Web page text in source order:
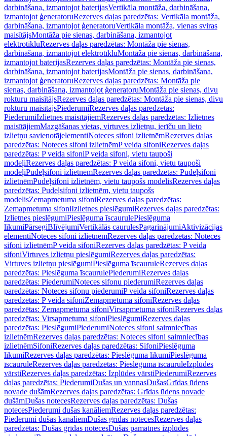
darbināšana, izmantojot baterijasVertikāla montāža, darbināšana,
izmantojot ģeneratoruRezerves daļas paredzētas: Vertikāla montāža,
darbināšana, izmantojot ģeneratoruVertikāla montāža, vienas sviras
maisītājsMontāža pie sienas, darbināšana, izmantojot
elektrotīkluRezerves daļas paredzētas: Montāža pie sienas,
darbināšana, izmantojot elektrotīkluMontāža pie sienas, darbināšana,
izmantojot baterijasRezerves daļas paredzētas: Montāža pie sienas,
darbināšana, izmantojot baterijasMontāža pie sienas, darbināšana,
izmantojot ģeneratoruRezerves daļas paredzētas: Montāža pie
sienas, darbināšana, izmantojot ģeneratoruMontāža pie sienas, divu
rokturu maisītājsRezerves daļas paredzētas: Montāža pie sienas, divu
rokturu maisītājsPiederumiRezerves daļas paredzētas:
PiederumiIzlietnes maisītājiemRezerves daļas paredzētas: Izlietnes
maisītājiemMazgāšanas vietas, virtuves izlietņu, ierīču un lieto
izlietņu savienotājelementiNoteces sifoni izlietnēmRezerves daļas
paredzētas: Noteces sifoni izlietnēmP veida sifoniRezerves daļas
paredzētas: P veida sifoniP veida sifoni, vietu taupoši
modeļiRezerves daļas paredzētas: P veida sifoni, vietu taupoši
modeļiPudeļsifoni izlietnēmRezerves daļas paredzētas: Pudeļsifoni
izlietnēmPudeļsifoni izlietnēm, vietu taupošs modelisRezerves daļas
paredzētas: Pudeļsifoni izlietnēm, vietu taupošs
modelisZemapmetuma sifoniRezerves daļas paredzētas:
Zemapmetuma sifoniIzlietnes pieslēgumiRezerves daļas paredzētas:
Izlietnes pieslēgumiPieslēguma īscaurulePieslēguma
līkumiPārsegiBlīvējumiVertikālās caurulesPagarinājumiAktivizācijas
elementiNoteces sifoni izlietnēmRezerves daļas paredzētas: Noteces
sifoni izlietnēmP veida sifoniRezerves daļas paredzētas: P veida
sifoniVirtuves izlietņu pieslēgumiRezerves daļas paredzētas:
Virtuves izlietņu pieslēgumiPieslēguma īscauruleRezerves daļas
paredzētas: Pieslēguma īscaurulePiederumiRezerves daļas
paredzētas: PiederumiNoteces sifonu piederumiRezerves daļas
paredzētas: Noteces sifonu piederumiP veida sifoniRezerves daļas
paredzētas: P veida sifoniZemapmetuma sifoniRezerves daļas
paredzētas: Zemapmetuma sifoniVirsapmetuma sifoniRezerves daļas
paredzētas: Virsapmetuma sifoniPieslēgumiRezerves daļas
paredzētas: PieslēgumiPiederumiNoteces sifoni saimniecības
izlietnēmRezerves daļas paredzētas: Noteces sifoni saimniecības
izlietnēmSifoniRezerves daļas paredzētas: SifoniPieslēguma
līkumiRezerves daļas paredzētas: Pieslēguma līkumiPieslēguma
īscauruleRezerves daļas paredzētas: Pieslēguma īscauruleIzplūdes
vārstiRezerves daļas paredzētas: Izplūdes vārstiPiederumiRezerves
daļas paredzētas: PiederumiDušas un vannasDušasGrīdas ūdens
novade dušāmRezerves daļas paredzētas: Grīdas ūdens novade
dušāmDušas notecesRezerves daļas paredzētas: Dušas
notecesPiederumi dušas kanāliemRezerves daļas paredzētas:
Piederumi dušas kanāliemDušas grīdas notecesRezerves daļas
paredzētas: Dušas grīdas notecesDušas pamatnes izplūdes